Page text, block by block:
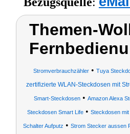
Themen-
Stromverbrauchzähler • Tuya
zertifizierte WLAN-Steckdosen mit
Smart-Steckdosen• Amazon Alexa
Steckdosen Smart Life• Steckdosen
Schalter Aufputz • Strom Stecker aussen